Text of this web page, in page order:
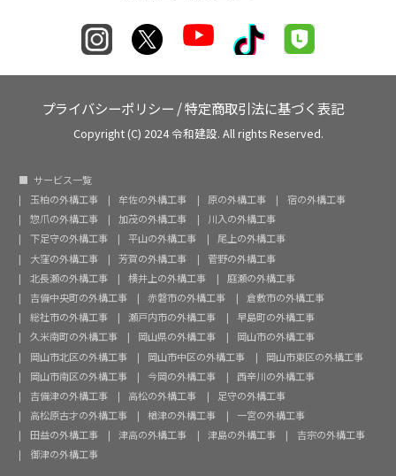
プライバシーポリシー /特定商取引法に基づく表記
Copyright (C) 2024 令和建設. All rights Reserved.
サービス一覧
玉柏の外構工事
牟佐の外構工事 原の外構工事
宿の外構工事
惣爪の外構工事
加茂の外構工事
川入の外構工事
下足守の外構工事
平山の外構工事
尾上の外構工事
大窪の外構工事
芳賀の外構工事
菅野の外構工事
北長瀬の外構工事
横井上の外構工事
庭瀬の外構工事
吉備中央町の外構工事
赤磐市の外構工事
倉敷市の外構工事
総社市の外構工事
瀬戸内市の外構工事
早島町の外構工事
久米南町の外構工事
岡山県の外構工事
岡山市の外構工事
岡山市北区の外構工事
岡山市中区の外構工事
岡山市東区の外構工事
岡山市南区の外構工事
今岡の外構工事
西辛川の外構工事
吉備津の外構工事
高松の外構工事
足守の外構工事
高松原古才の外構工事
楢津の外構工事
一宮の外構工事
田益の外構工事
津高の外構工事 津島の外構工事
吉宗の外構工事
御津の外構工事